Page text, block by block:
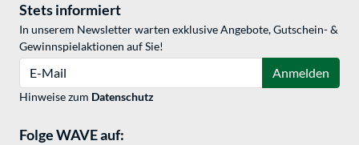
Stets informiert
In unserem Newsletter warten exklusive Angebote, Gutschein- &
Gewinnspielaktionen auf Sie!
Anmelden
Hinweise zum Datenschutz
Folge WAVE auf: